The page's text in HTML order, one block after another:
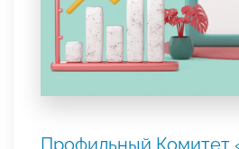
Профильный